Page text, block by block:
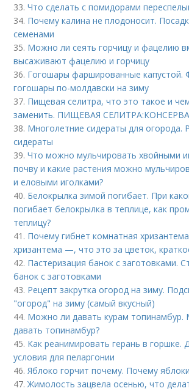
33.Что сделать с помидорами
34. Почему калина не плодоносит.
семенами
35. Можно ли сеять горчицу и фацелию
высаживают фацелию и горчицу
36. Гогошары фаршированные капустой.
гогошары по-молдавски на зиму
37. Пищевая селитра, что это такое и
заменить. ПИЩЕВАЯ
38. Многолетние сидераты для огорода.
сидераты
39.Что можно мульчировать хвойными
почву и какие растения можно
и еловыми иголками?
40. Белокрылка зимой погибает. При
погибает белокрылка в теплице, как
теплицу?
41. Почему гибнет комнатная
хризантема —, что это за цветок,
42. Пастеризация банок с заготовками.
банок с заготовками
43. Рецепт закрутка огород на зиму.
"огород" на зиму (самый вкусный)
44. Можно ли давать курам топинамбур.
давать топинамбур?
45. Как реанимировать герань в горшке.
условия для пеларгонии
46.Яблоко горчит почему. Почему
47.Жимолость зацвела осенью, что